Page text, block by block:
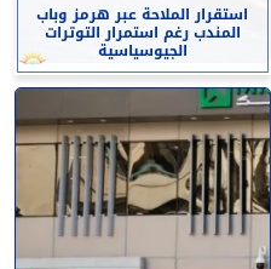
استقرار الملاحة عبر هرمز وباب
المندب رغم استمرار التوترات
الجيوسياسية